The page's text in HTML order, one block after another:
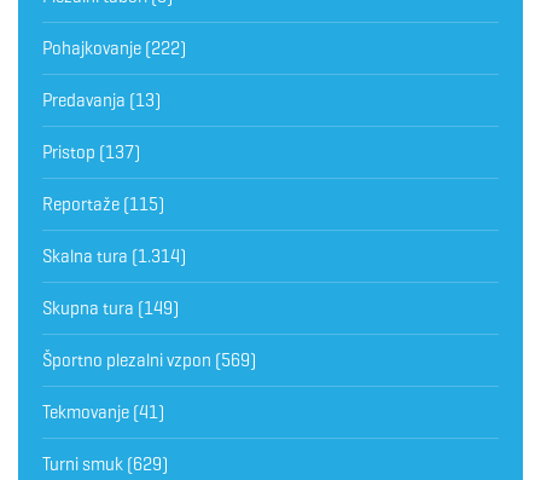
Pohajkovanje (222)
Predavanja (13)
Pristop (137)
Reportaže (115)
Skalna tura (1.314)
Skupna tura (149)
Športno plezalni vzpon (569)
Tekmovanje (41)
Turni smuk (629)